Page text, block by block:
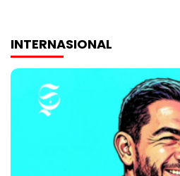
INTERNASIONAL